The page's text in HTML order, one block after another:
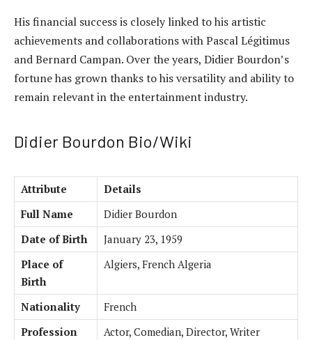
His financial success is closely linked to his artistic
achievements and collaborations with Pascal Légitimus
and Bernard Campan. Over the years, Didier Bourdon’s
fortune has grown thanks to his versatility and ability to
remain relevant in the entertainment industry.
Didier Bourdon Bio/Wiki
Attribute
Details
Full Name
Didier Bourdon
Date of Birth
January 23, 1959
Place of
Birth
Algiers, French Algeria
Nationality
French
Profession
Actor, Comedian, Director, Writer